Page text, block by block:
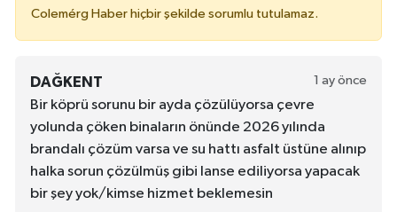
Colemérg Haber hiçbir şekilde sorumlu tutulamaz.
DAĞKENT 1 ay önce
Bir köprü sorunu bir ayda çözülüyorsa çevre
yolunda çöken binaların önünde 2026 yılında
brandalı çözüm varsa ve su hattı asfalt üstüne alınıp
halka sorun çözülmüş gibi lanse ediliyorsa yapacak
bir şey yok/kimse hizmet beklemesin